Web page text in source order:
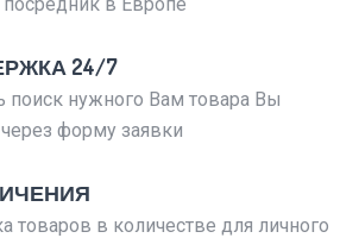
24/7
поиск нужного Вам товара Вы
форму заявки
товаров в количестве для личного